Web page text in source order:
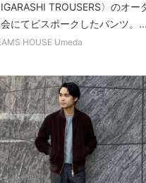
IGARASHI TROUSERS〉のオー
にてビスポークしたパンツ。...
HOUSE Umeda